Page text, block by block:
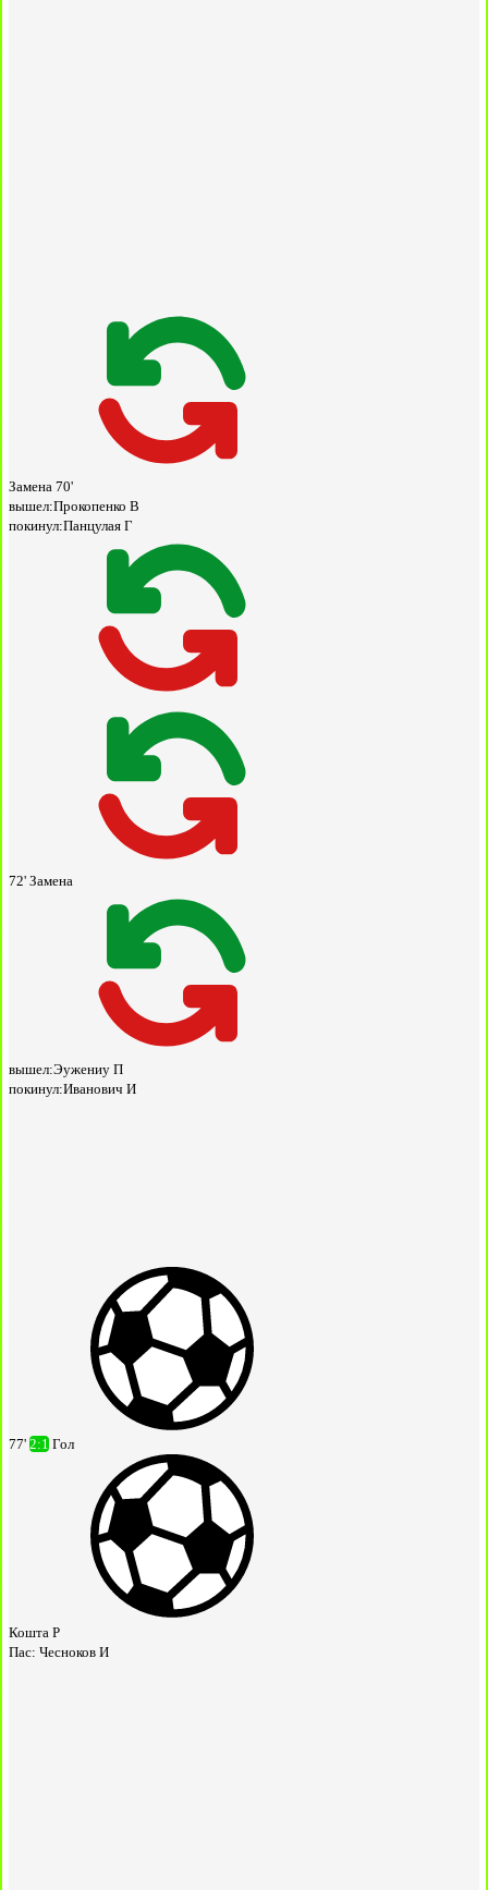
Замена 70'
вышел:Прокопенко В
покинул:Панцулая Г
72' Замена
вышел:Эужениу П
покинул:Иванович И
77' 2:1 Гол
Кошта Р
Пас: Чесноков И